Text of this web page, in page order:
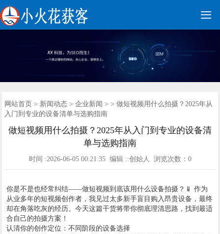

首页
网站建设
网站营销
手机网站
网站优化
广告开户
全网营销
新闻动态
建站案例
联系我们
关于我们
网站首页 > 新闻动态> 企业新闻 > > 做短视频用什么拍摄？2025年从
入门到专业的设备清单与选购指南
做短视频用什么拍摄？2025年从入门到专业的设备清
单与选购指南
时间 :2026-06-05 00:21:35 编辑 ::创始人 浏览次数： 0
你是不是也经常纠结——做短视频到底该用什么设备拍摄？📱 作为
从业多年的短视频创作者，我见过太多新手盲目购入昂贵设备，最终
却在角落吃灰的经历。今天这篇干货将带你彻底理清思路，找到最适
合自己的拍摄方案！
认清你的创作定位：不同阶段的设备选择